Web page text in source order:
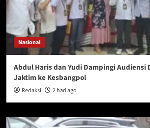
Nasional
Abdul Haris dan Yudi Dampingi Audiensi
Jaktim ke Kesbangpol
Redaksi 2 hari ago